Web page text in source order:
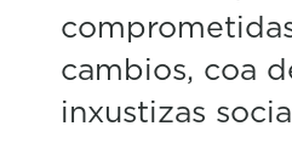
cambios, coa
inxustizas